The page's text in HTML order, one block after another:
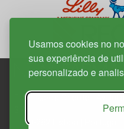
Usamos cookies no
sua experiência de
personalizado e
Edif. Lisboa Oriente | Av.
1800-282 Lisboa | Portugal